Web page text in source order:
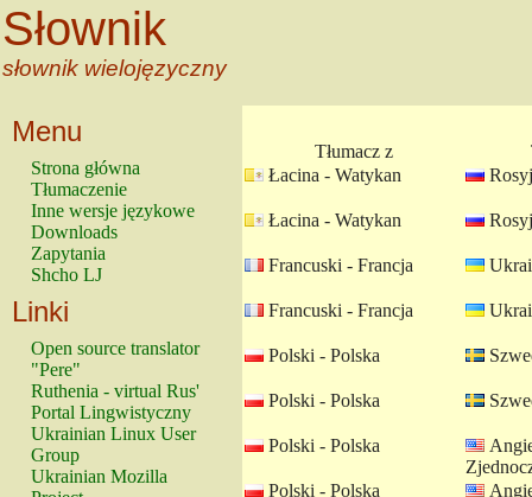
Słownik
słownik wielojęzyczny
Menu
Strona główna
Tłumaczenie
Inne wersje językowe
Downloads
Zapytania
Shcho LJ
Linki
Open source translator
"Pere"
Ruthenia - virtual Rus'
Portal Lingwistyczny
Ukrainian Linux User
Group
Ukrainian Mozilla
Tłumacz z
Łacina - Watykan
Łacina - Watykan
Francuski - Francja
Francuski - Francja
Polski - Polska
Polski - Polska
Polski - Polska
Polski - Polska